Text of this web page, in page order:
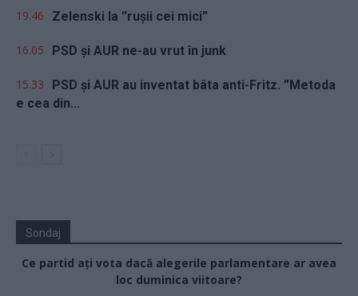
19.46 Zelenski la ”rușii cei mici”
16.05 PSD și AUR ne-au vrut în junk
15.33
PSD și AUR au inventat bâta anti-Fritz. ”Metoda
e cea din...
Sondaj
Ce partid ați vota dacă alegerile parlamentare ar avea
loc duminica viitoare?